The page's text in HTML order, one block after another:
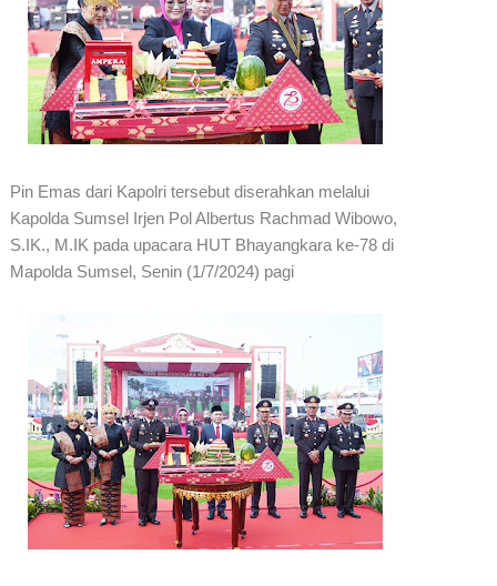
Pin Emas dari Kapolri tersebut diserahkan melalui
Kapolda Sumsel Irjen Pol Albertus Rachmad Wibowo,
S.IK., M.IK pada upacara HUT Bhayangkara ke-78 di
Mapolda Sumsel, Senin (1/7/2024) pagi